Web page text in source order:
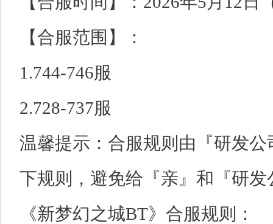
【合服范围】：
1.744-746服
2.728-737服
温馨提示：合服规则由『研发
下规则，避免给『亲』和『研
《新梦幻之城BT》合服规则：